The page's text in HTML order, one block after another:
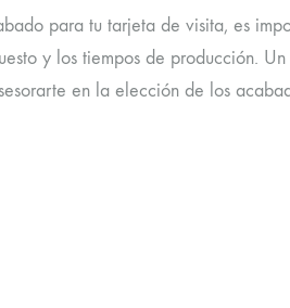
para tu tarjeta de visita, es
y los tiempos de producción.
en la elección de los